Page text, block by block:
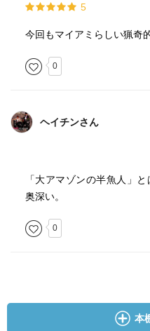
5
今回もマイアミらしい猟奇
0
ヘイチンさん
「大アマゾンの半魚人」
奥深い。
0
本